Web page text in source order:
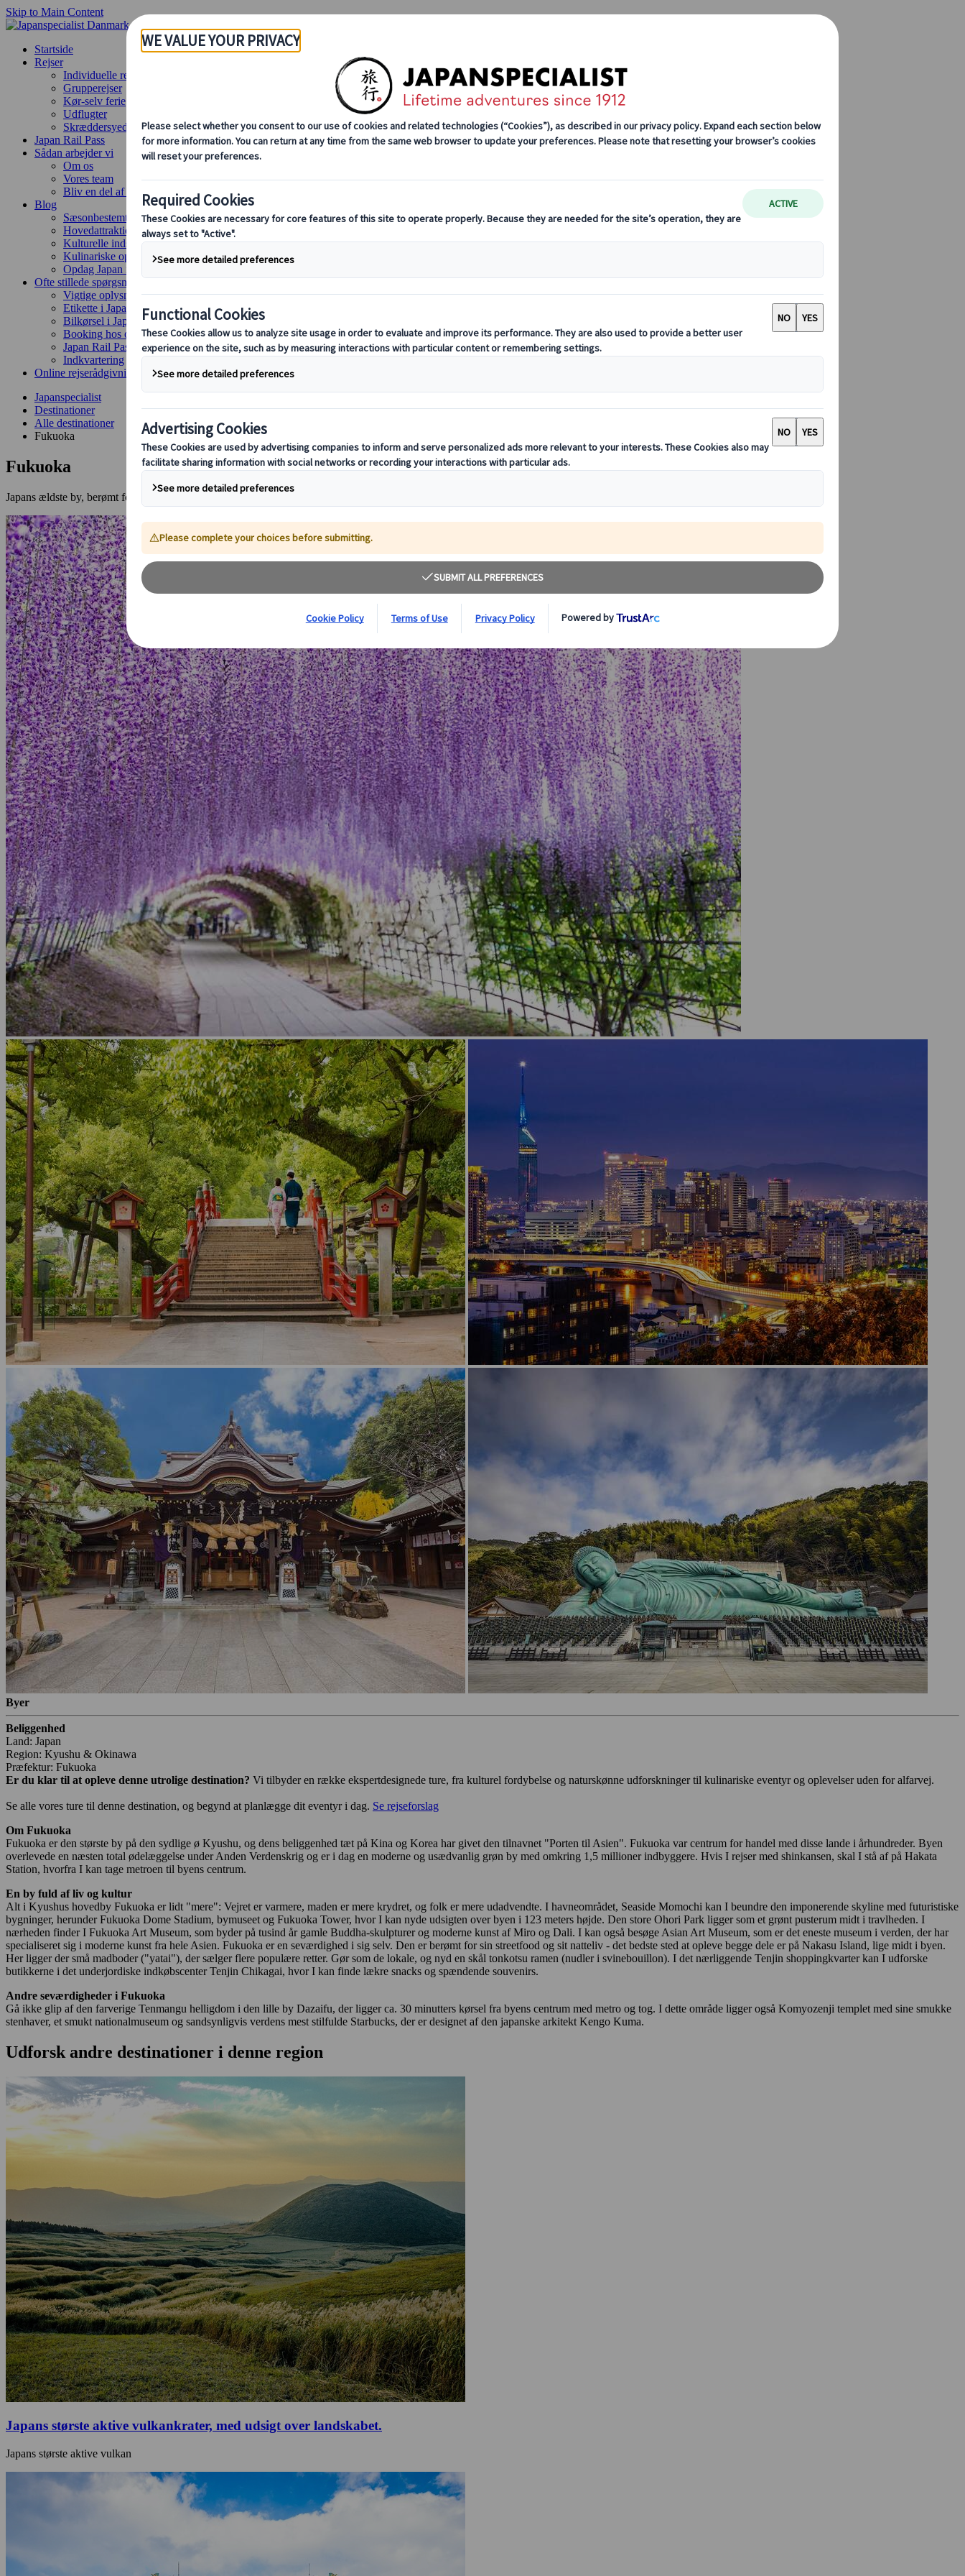
Skip to Main Content
Startside
Rejser
Individuelle rejser
Grupperejser
Kør-selv ferie
Udflugter
Skræddersyede grupperejser
Japan Rail Pass
Sådan arbejder vi
Om os
Vores team
Bliv en del af vores team
Blog
Sæsonbestemte rejsetips
Hovedattraktioner
Kulturelle indsigter
Kulinariske oplevelser
Opdag Japan i tog
Ofte stillede spørgsmål
Vigtige oplysninger
Etikette i Japan
Bilkørsel i Japan
Booking hos os
Japan Rail Pass
Indkvartering
Online rejserådgivning
Japanspecialist
Destinationer
Alle destinationer
Fukuoka
Fukuoka
Japans ældste by, berømt for sit lækre køkken og farverige centrum.
Byer
Beliggenhed
Land: Japan
Region: Kyushu & Okinawa
Præfektur: Fukuoka
Er du klar til at opleve denne utrolige destination? Vi tilbyder en række ekspertdesignede ture, fra kulturel fordybelse og naturskønne udforskninger til kulinariske eventyr og oplevelser uden for alfarvej.
Se alle vores ture til denne destination, og begynd at planlægge dit eventyr i dag. Se rejseforslag
Om Fukuoka
Fukuoka er den største by på den sydlige ø Kyushu, og dens beliggenhed tæt på Kina og Korea har givet den tilnavnet "Porten til Asien". Fukuoka var centrum for handel med disse lande i århundreder. Byen
overlevede en næsten total ødelæggelse under Anden Verdenskrig og er i dag en moderne og usædvanlig grøn by med omkring 1,5 millioner indbyggere. Hvis I rejser med shinkansen, skal I stå af på Hakata
Station, hvorfra I kan tage metroen til byens centrum.
En by fuld af liv og kultur
Alt i Kyushus hovedby Fukuoka er lidt "mere": Vejret er varmere, maden er mere krydret, og folk er mere udadvendte. I havneområdet, Seaside Momochi kan I beundre den imponerende skyline med futuristiske
bygninger, herunder Fukuoka Dome Stadium, bymuseet og Fukuoka Tower, hvor I kan nyde udsigten over byen i 123 meters højde. Den store Ohori Park ligger som et grønt pusterum midt i travlheden. I
nærheden finder I Fukuoka Art Museum, som byder på tusind år gamle Buddha-skulpturer og moderne kunst af Miro og Dali. I kan også besøge Asian Art Museum, som er det eneste museum i verden, der har
specialiseret sig i moderne kunst fra hele Asien. Fukuoka er en seværdighed i sig selv. Den er berømt for sin streetfood og sit natteliv - det bedste sted at opleve begge dele er på Nakasu Island, lige midt i byen.
Her ligger der små madboder ("yatai"), der sælger flere populære retter. Gør som de lokale, og nyd en skål tonkotsu ramen (nudler i svinebouillon). I det nærliggende Tenjin shoppingkvarter kan I udforske
butikkerne i det underjordiske indkøbscenter Tenjin Chikagai, hvor I kan finde lækre snacks og spændende souvenirs.
Andre seværdigheder i Fukuoka
Gå ikke glip af den farverige Tenmangu helligdom i den lille by Dazaifu, der ligger ca. 30 minutters kørsel fra byens centrum med metro og tog. I dette område ligger også Komyozenji templet med sine smukke
stenhaver, et smukt nationalmuseum og sandsynligvis verdens mest stilfulde Starbucks, der er designet af den japanske arkitekt Kengo Kuma.
Udforsk andre destinationer i denne region
Japans største aktive vulkankrater, med udsigt over landskabet.
Japans største aktive vulkan